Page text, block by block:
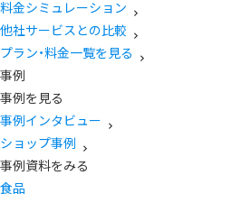
料金シミュレーション
他社サービスとの比較
プラン・料金一覧を見る
事例
事例を見る
事例インタビュー
ショップ事例
事例資料をみる
食品